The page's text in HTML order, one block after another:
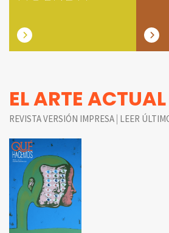
EL ARTE ACTUAL
REVISTA VERSIÓN IMPRESA | LEER